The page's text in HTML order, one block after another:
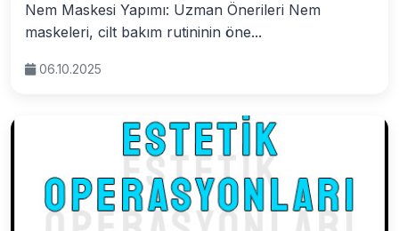
Nem Maskesi Yapımı: Uzman Önerileri Nem
maskeleri, cilt bakım rutininin öne...
06.10.2025